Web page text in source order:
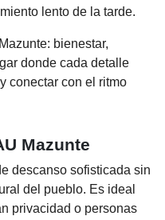
lento de la tarde.
bienestar,
donde cada detalle
conectar con el ritmo
Mazunte
descanso sofisticada sin
del pueblo. Es ideal
privacidad o personas